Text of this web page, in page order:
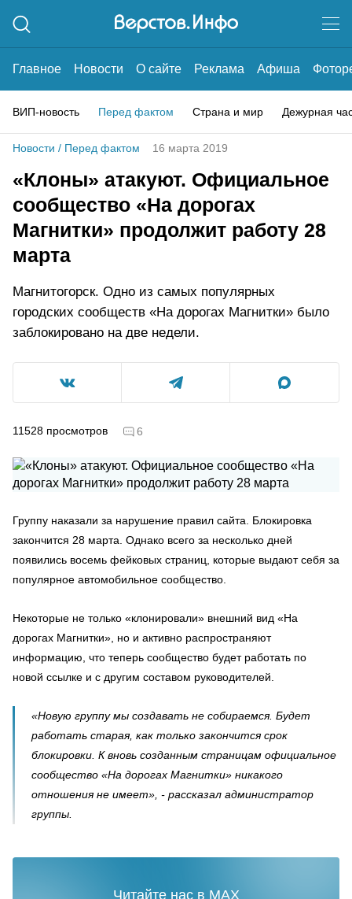
Главное Новости О сайте Реклама Афиша
ВИП-новость Перед фактом Страна и мир Дежурная
Новости / Перед фактом 16 марта 2019
«Клоны» атакуют. Официальное
сообщество «На дорогах
Магнитки» продолжит работу 28
марта
Магнитогорск. Одно из самых популярных
городских сообществ «На дорогах Магнитки» было
заблокировано на две недели.
11528 просмотров 6
Группу наказали за нарушение правил сайта. Блокировка
закончится 28 марта. Однако всего за несколько дней
появились восемь фейковых страниц, которые выдают себя за
популярное автомобильное сообщество.
Некоторые не только «клонировали» внешний вид «На
дорогах Магнитки», но и активно распространяют
информацию, что теперь сообщество будет работать по
новой ссылке и с другим составом руководителей.
«Новую группу мы создавать не собираемся. Будет
работать старая, как только закончится срок
блокировки. К вновь созданным страницам официальное
сообщество «На дорогах Магнитки» никакого
отношения не имеет», - рассказал администратор
группы.
Читайте нас в MAX